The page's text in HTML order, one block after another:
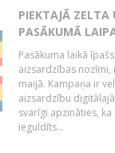
PIEKTAJĀ ZELTA
PASĀKUMĀ
Pasākuma laikā
aizsardzības nozīmi,
maijā. Kampaņa ir
aizsardzību
svarīgi apzināties,
ieguldīts...